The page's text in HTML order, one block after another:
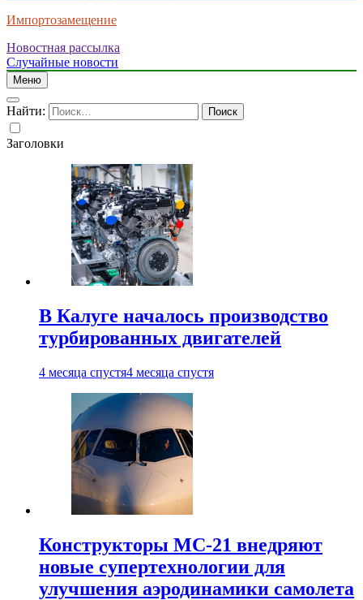
Импортозамещение
Новостная рассылка
Случайные новости
Меню
Найти:
Заголовки
В Калуге началось производство
турбированных двигателей
4 месяца спустя4 месяца спустя
Конструкторы МС-21 внедряют
новые супертехнологии для
улучшения аэродинамики самолета